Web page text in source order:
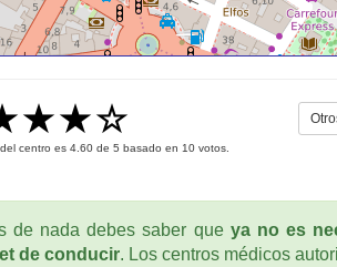
centro es 4.60 de 5 basado en 10 votos.
de nada debes saber que ya no es
de conducir. Los centros médicos